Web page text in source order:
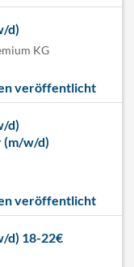
d)
KG
veröffentlicht
d)
(m/w/d)
veröffentlicht
d) 18-22€